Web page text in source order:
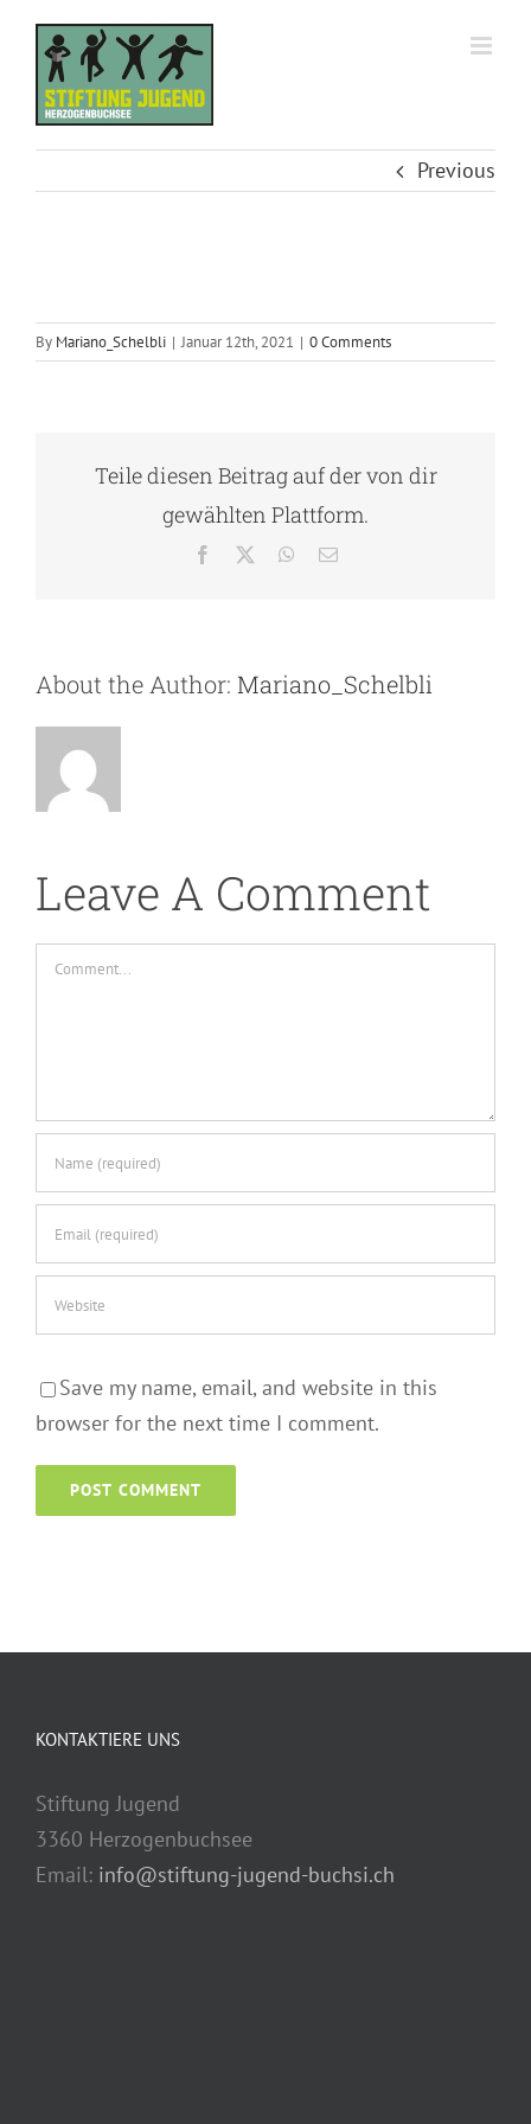
content
Previous
By Mariano_Schelbli | Januar 12th, 2021 | 0 Comments
Teile diesen Beitrag auf der von dir
gewählten Plattform.
Facebook WhatsApp
Email
About the Author: Mariano_Schelbli
Leave A Comment
Comment
Save my name, email, and website in this
browser for the next time I comment.
KONTAKTIERE UNS
Stiftung Jugend
3360 Herzogenbuchsee
Email: info@stiftung-jugend-buchsi.ch